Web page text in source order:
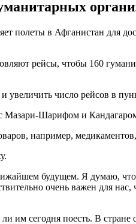
полеты в Афганистан для
рейсы, чтобы 160
увеличить число рейсов в
Мазари-Шарифом и
например,
будущем. Я думаю,
очень важен для
им сегодня поесть. В стране